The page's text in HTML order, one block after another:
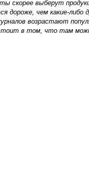
скорее выберут
дороже, чем какие-либо
возрастают
в том, что там